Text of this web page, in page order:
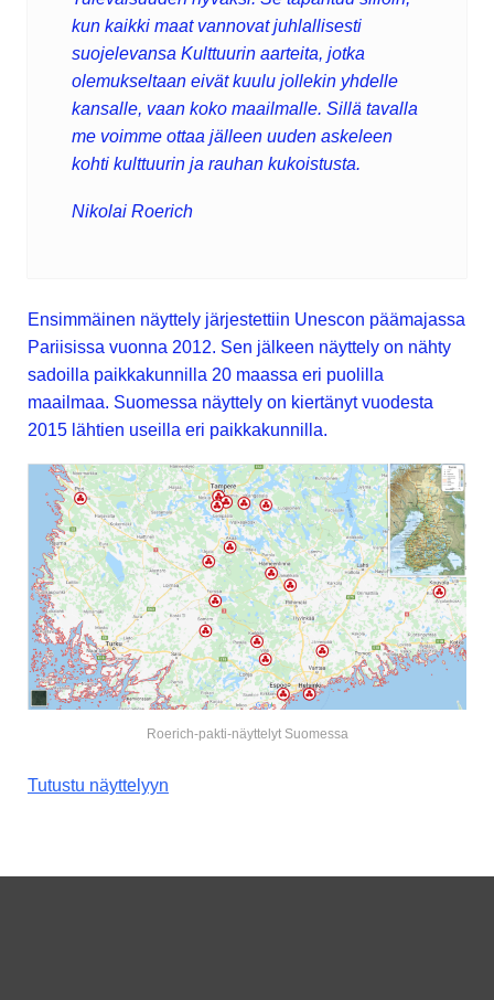
kun kaikki maat vannovat juhlallisesti
suojelevansa Kulttuurin aarteita, jotka
olemukseltaan eivät kuulu jollekin yhdelle
kansalle, vaan koko maailmalle. Sillä tavalla
me voimme ottaa jälleen uuden askeleen
kohti kulttuurin ja rauhan kukoistusta.
Nikolai Roerich
Ensimmäinen näyttely järjestettiin Unescon päämajassa
Pariisissa vuonna 2012. Sen jälkeen näyttely on nähty
sadoilla paikkakunnilla 20 maassa eri puolilla
maailmaa. Suomessa näyttely on kiertänyt vuodesta
2015 lähtien useilla eri paikkakunnilla.
Roerich-pakti-näyttelyt Suomessa
Tutustu näyttelyyn